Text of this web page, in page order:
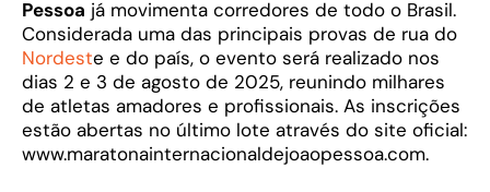
Pessoa já movimenta corredores de todo o Brasil.
Considerada uma das principais provas de rua do
Nordeste e do país, o evento será realizado nos
dias 2 e 3 de agosto de 2025, reunindo milhares
de atletas amadores e profissionais. As inscrições
estão abertas no último lote através do site oficial:
www.maratonainternacionaldejoaopessoa.com.